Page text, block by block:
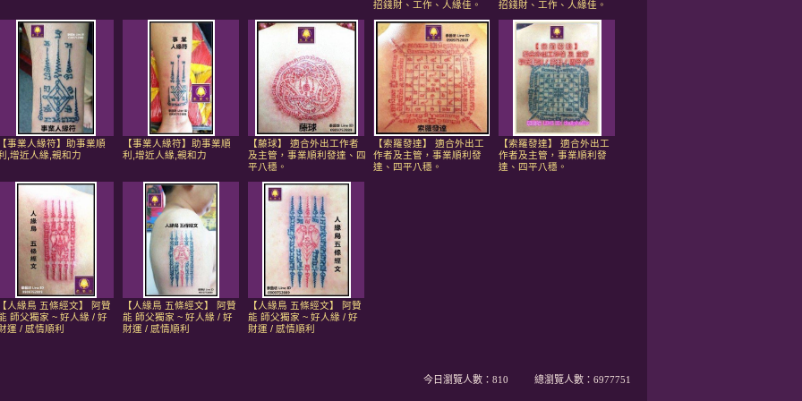
招錢財、工作、人緣佳。
招錢財、工作、人緣佳。
【事業人緣符】助事業順
,增近人緣,親和力
【事業人緣符】助事業順
利,增近人緣,親和力
【藤球】 適合外出工作者
及主管，事業順利發達、四
平八穩。
【索羅發達】 適合外出工
作者及主管，事業順利發
達、四平八穩。
【索羅發達】 適合外出工
作者及主管，事業順利發
達、四平八穩。
【人緣鳥 五條經文】 阿贊
師父獨家 ~ 好人緣 / 好
運 / 感情順利
【人緣鳥 五條經文】 阿贊
能 師父獨家 ~ 好人緣 / 好
財運 / 感情順利
【人緣鳥 五條經文】 阿贊
能 師父獨家 ~ 好人緣 / 好
財運 / 感情順利
今日瀏覽人數： 810 總瀏覽人數： 6977751